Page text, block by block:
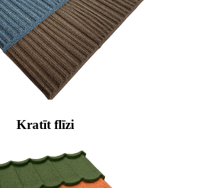
Kratīt flīzi